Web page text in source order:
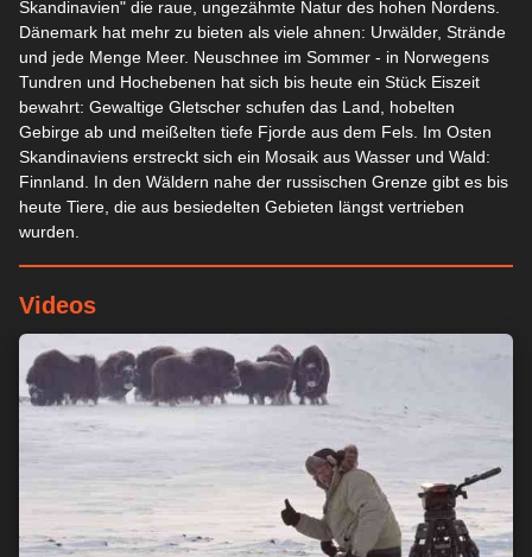
Skandinavien" die raue, ungezähmte Natur des hohen Nordens.
Dänemark hat mehr zu bieten als viele ahnen: Urwälder, Strände
und jede Menge Meer. Neuschnee im Sommer - in Norwegens
Tundren und Hochebenen hat sich bis heute ein Stück Eiszeit
bewahrt: Gewaltige Gletscher schufen das Land, hobelten
Gebirge ab und meißelten tiefe Fjorde aus dem Fels. Im Osten
Skandinaviens erstreckt sich ein Mosaik aus Wasser und Wald:
Finnland. In den Wäldern nahe der russischen Grenze gibt es bis
heute Tiere, die aus besiedelten Gebieten längst vertrieben
wurden.
Videos